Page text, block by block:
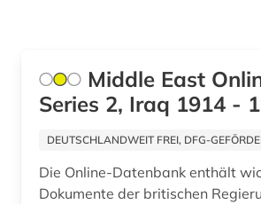
Middle East
Series 2, Iraq 1914 -
DEUTSCHLANDWEIT FREI, DFG-
Die Online-Datenbank enthält
Dokumente der britischen